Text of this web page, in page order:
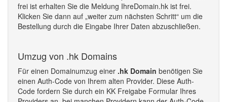
frei ist erhalten Sie die Meldung IhreDomain.hk ist frei.
Klicken Sie dann auf „weiter zum nächsten Schritt“ um die
Bestellung durch die Eingabe Ihrer Daten abzuschließen.
Umzug von .hk Domains
Für einen Domainumzug einer .hk Domain benötigen Sie
einen Auth-Code von Ihrem alten Provider. Diese Auth-
Code fordern Sie durch ein KK Freigabe Formular Ihres